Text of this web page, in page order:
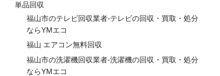
単品回収
福山市のテレビ回収業者-テレビの回収・買取・処分
ならYMエコ
福山 エアコン無料回収
福山市の洗濯機回収業者-洗濯機の回収・買取・処分
ならYMエコ